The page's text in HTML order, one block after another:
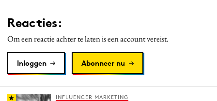
Reacties:
Om een reactie achter te laten is een account vereist.
Inloggen Abonneer nu
INFLUENCER MARKETING